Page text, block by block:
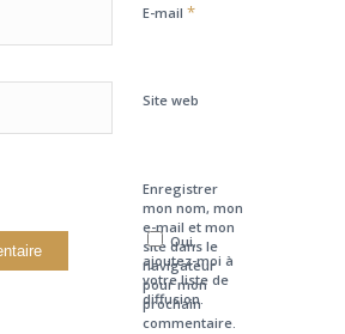
E-mail *
Site web
Enregistrer
mon nom, mon
e-mail et mon
site dans le
navigateur
pour mon
prochain
commentaire.
Oui,
ajoutez-moi à
votre liste de
diffusion.